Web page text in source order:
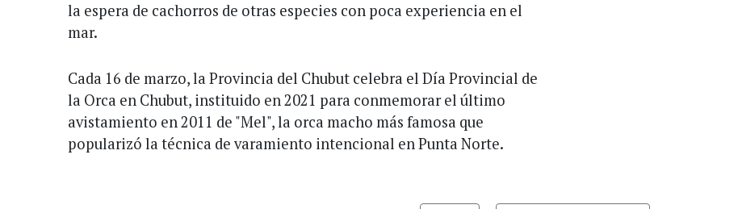
la espera de cachorros de otras especies con poca experiencia en el
mar.
Cada 16 de marzo, la Provincia del Chubut celebra el Día Provincial de
la Orca en Chubut, instituido en 2021 para conmemorar el último
avistamiento en 2011 de "Mel", la orca macho más famosa que
popularizó la técnica de varamiento intencional en Punta Norte.